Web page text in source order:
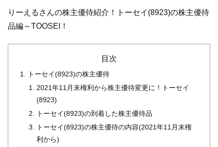
りーえるさんの株主優待紹介！トーセイ(8923)の株主優待
品編～TOOSEI！
目次
トーセイ(8923)の株主優待
2021年11月末権利から株主優待変更に！トーセイ
(8923)
トーセイ(8923)の到着した株主優待品
トーセイ(8923)の株主優待の内容(2021年11月末権
利から)